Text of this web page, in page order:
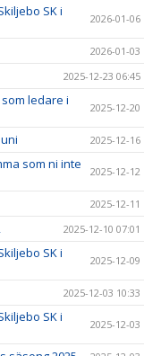
SK i
2026-01-06
2026-01-03
2025-12-23 06:45
ledare i
2025-12-20
2025-12-16
som ni inte
2025-12-12
2025-12-11
2025-12-10 07:01
SK i
2025-12-09
2025-12-03 10:33
SK i
2025-12-03